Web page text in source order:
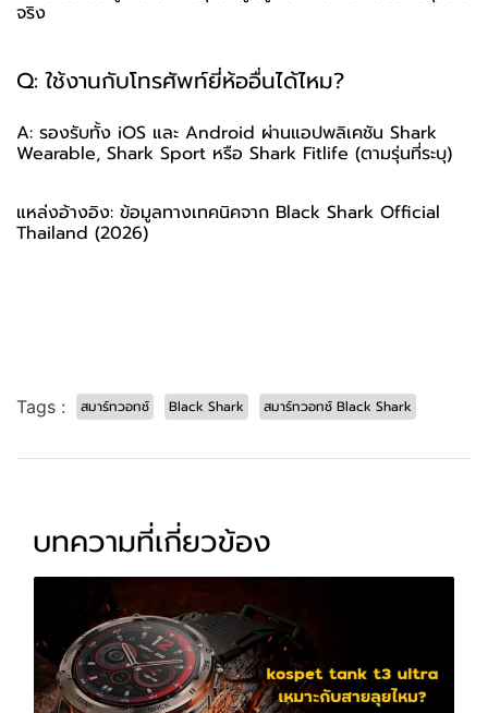
จริง
Q: ใช้งานกับโทรศัพท์ยี่ห้ออื่นได้ไหม?
A: รองรับทั้ง iOS และ Android ผ่านแอปพลิเคชัน Shark
Wearable, Shark Sport หรือ Shark Fitlife (ตามรุ่นที่ระบุ)
แหล่งอ้างอิง: ข้อมูลทางเทคนิคจาก Black Shark Official
Thailand (2026)
Tags : สมาร์ทวอทช์ Black Shark สมาร์ทวอทช์ Black Shark
บทความที่เกี่ยวข้อง